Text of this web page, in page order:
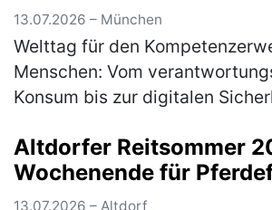
13.07.2026 – München
Welttag für den
Menschen: Vom
Konsum bis zur digitalen
Am 15. Juli macht der Welttag
(mehr)
Altdorfer Reitsommer
Wochenende für
13.07.2026 – Altdorf